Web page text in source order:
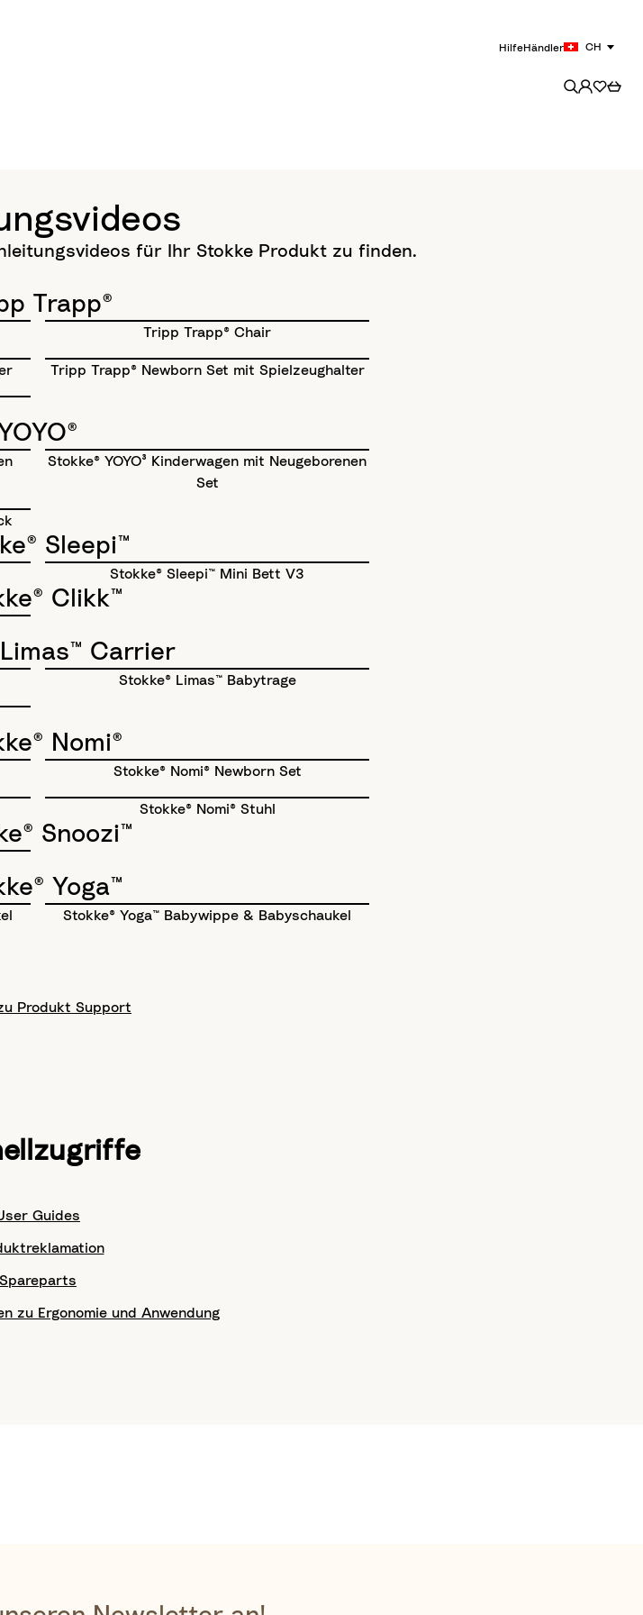
HilfeHändler CH
für Ihr Stokke Produkt zu finden.
Trapp®
Tripp Trapp® Chair
Tripp Trapp® Newborn Set mit Spielzeughalter
Stokke® YOYO³ Kinderwagen mit Neugeborenen
Set
Sleepi™
Stokke® Sleepi™ Mini Bett V3
Clikk™
Carrier
Stokke® Limas™ Babytrage
Nomi®
Stokke® Nomi® Newborn Set
Stokke® Nomi® Stuhl
Snoozi™
Yoga™
Stokke® Yoga™ Babywippe & Babyschaukel
Produkt Support
Guides
Spareparts
zu Ergonomie und Anwendung